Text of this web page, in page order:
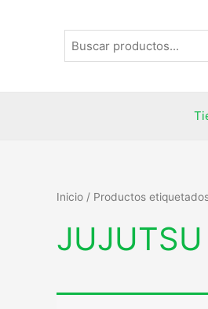
Inicio / Productos etiquetados
JUJUTSU